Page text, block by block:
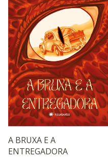
A BRUXA E A
ENTREGADORA